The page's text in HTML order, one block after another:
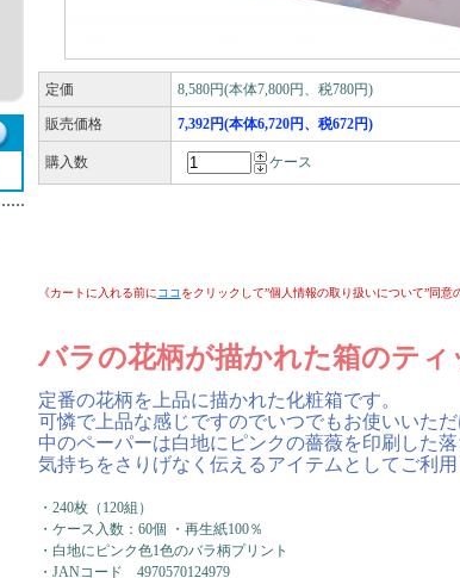
定価 8,580円(本体7,800円、税780円)
販売価格 7,392円(本体6,720円、税672円)
購入数 ケース
《カートに入れる前にココ をクリックして”個人情報の取り扱いについて”同意
バラの花柄が描かれた箱のテ
定番の花柄を上品に描かれた化粧箱です。
可憐で上品な感じですのでいつでもお使いいただ
中のペーパーは白地にピンクの薔薇を印刷した
気持ちをさりげなく伝えるアイテムとしてご利用
・240枚（120組）
・ケース入数：60個 ・再生紙100％
・白地にピンク色1色のバラ柄プリント
・JANコード 4970570124979